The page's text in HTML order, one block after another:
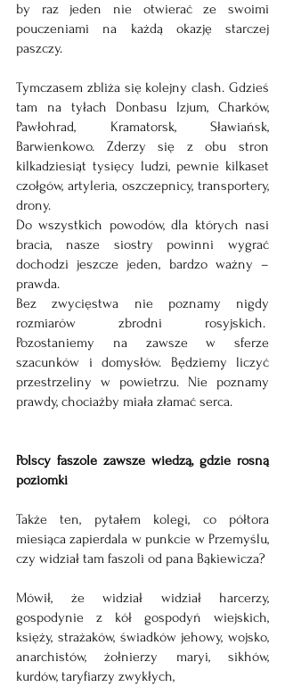
by raz jeden nie otwierać ze swoimi
pouczeniami na każdą okazję starczej
paszczy.
Tymczasem zbliża się kolejny clash. Gdzieś
tam na tyłach Donbasu Izjum, Charków,
Pawłohrad, Kramatorsk, Sławiańsk,
Barwienkowo. Zderzy się z obu stron
kilkadziesiąt tysięcy ludzi, pewnie kilkaset
czołgów, artyleria, oszczepnicy, transportery,
drony.
Do wszystkich powodów, dla których nasi
bracia, nasze siostry powinni wygrać
dochodzi jeszcze jeden, bardzo ważny –
prawda.
Bez zwycięstwa nie poznamy nigdy
rozmiarów zbrodni rosyjskich.
Pozostaniemy na zawsze w sferze
szacunków i domysłów. Będziemy liczyć
przestrzeliny w powietrzu. Nie poznamy
prawdy, chociażby miała złamać serca.
Polscy faszole zawsze wiedzą, gdzie rosną
poziomki
Także ten, pytałem kolegi, co półtora
miesiąca zapierdala w punkcie w Przemyślu,
czy widział tam faszoli od pana Bąkiewicza?
Mówił, że widział widział harcerzy,
gospodynie z kół gospodyń wiejskich,
księży, strażaków, świadków jehowy, wojsko,
anarchistów, żołnierzy maryi, sikhów,
kurdów, taryfiarzy zwykłych,